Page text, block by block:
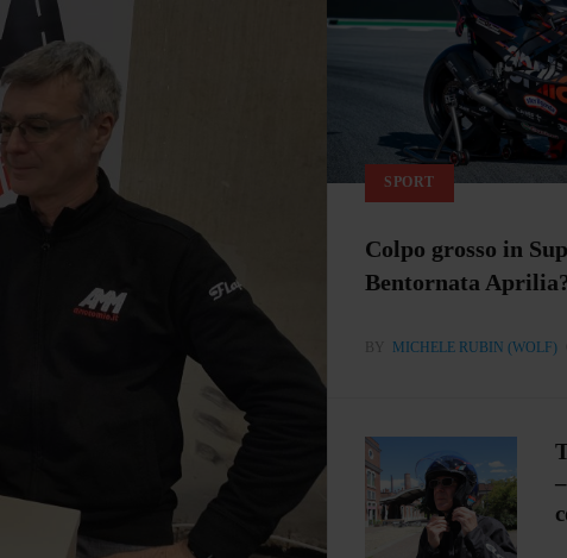
SPORT
Colpo grosso in
Bentornata
BY MICHELE RUBIN (WOLF)